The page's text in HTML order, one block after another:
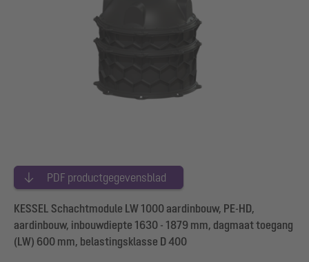
PDF productgegevensblad
KESSEL Schachtmodule LW 1000 aardinbouw, PE-HD,
aardinbouw, inbouwdiepte 1630 - 1879 mm, dagmaat toegang
(LW) 600 mm, belastingsklasse D 400